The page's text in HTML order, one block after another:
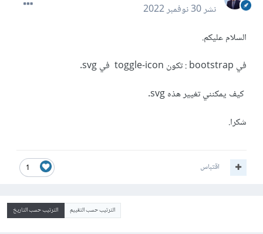
نشر30 نوفمبر 2022
السلام عليكم.
في bootstrap : تكون toggle-icon في svg.
كيف يمكنني تغيير هذه svg.
شكرا.
1 اقتباس
الترتيب حسب التقييم الترتيب حسب التاريخ